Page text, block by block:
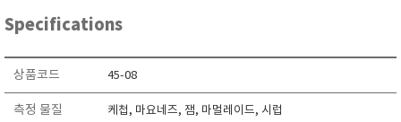
SNDWAY
Solarmeter®
T&D
Specifications
상품코드 45-08
측정 물질 케첩, 마요네즈, 잼, 마멀레이드, 시럽